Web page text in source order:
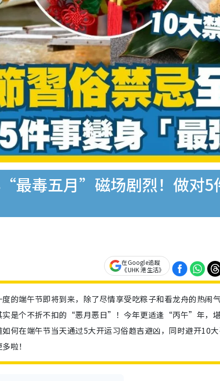
“最毒五月”磁场剧烈！做对
在Google追蹤
《UHK 港生活》
的端午节即将到来，除了尽情享受吃粽子和看龙舟的热闹
实是个不折不扣的“恶月恶日”！今年更适逢“丙午”年，
何在端午节当天通过5大开运习俗趋吉避凶，同时避开10
啦！